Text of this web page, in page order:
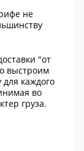
не
"от
выстроим
каждого
во
груза.